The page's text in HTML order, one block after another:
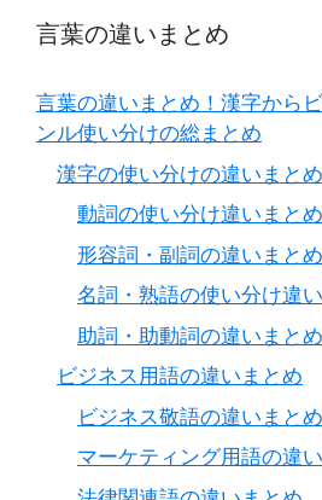
言葉の違いまとめ
言葉の違いまとめ！漢字から
ンル使い分けの総まとめ
漢字の使い分けの違いまとめ
動詞の使い分け違いまとめ
形容詞・副詞の違いまとめ
名詞・熟語の使い分け違
助詞・助動詞の違いまとめ
ビジネス用語の違いまとめ
ビジネス敬語の違いまとめ
マーケティング用語の違